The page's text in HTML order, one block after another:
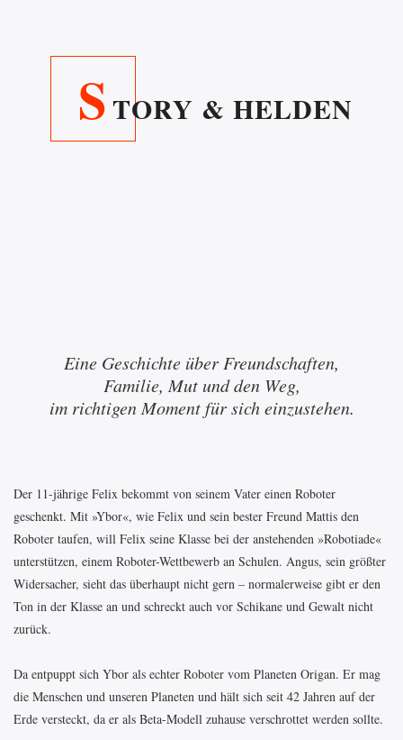
S TORY & HELDEN
Eine Geschichte über Freundschaften,
Familie, Mut und den Weg,
im richtigen Moment für sich einzustehen.
Der 11-jährige Felix bekommt von seinem Vater einen Roboter
geschenkt. Mit »Ybor«, wie Felix und sein bester Freund Mattis den
Roboter taufen, will Felix seine Klasse bei der anstehenden »Robotiade«
unterstützen, einem Roboter-Wettbewerb an Schulen. Angus, sein größter
Widersacher, sieht das überhaupt nicht gern – normalerweise gibt er den
Ton in der Klasse an und schreckt auch vor Schikane und Gewalt nicht
zurück.
Da entpuppt sich Ybor als echter Roboter vom Planeten Origan. Er mag
die Menschen und unseren Planeten und hält sich seit 42 Jahren auf der
Erde versteckt, da er als Beta-Modell zuhause verschrottet werden sollte.